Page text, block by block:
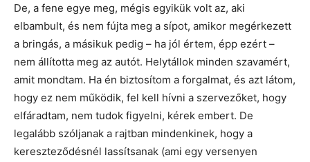
De, a fene egye meg, mégis egyikük volt az, aki
elbambult, és nem fújta meg a sípot, amikor megérkezett
a bringás, a másikuk pedig – ha jól értem, épp ezért –
nem állította meg az autót. Helytállok minden szavamért,
amit mondtam. Ha én biztosítom a forgalmat, és azt látom,
hogy ez nem működik, fel kell hívni a szervezőket, hogy
elfáradtam, nem tudok figyelni, kérek embert. De
legalább szóljanak a rajtban mindenkinek, hogy a
kereszteződésnél lassítsanak (ami egy versenyen